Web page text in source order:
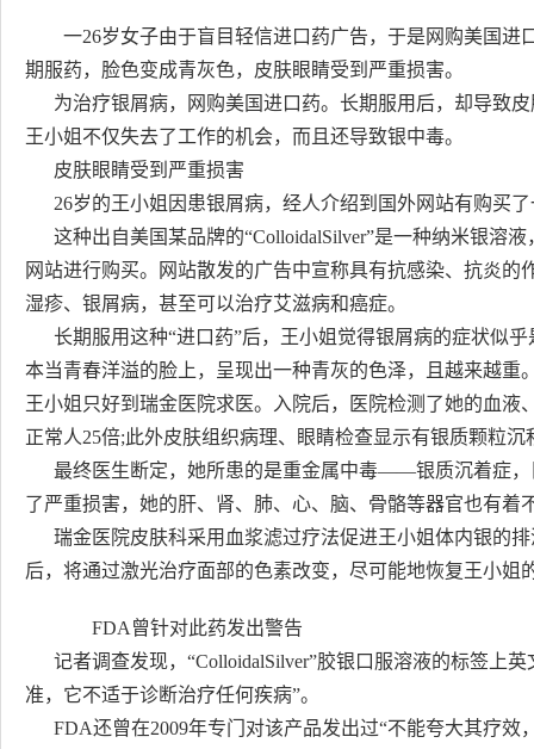
一26岁女子由于盲目轻信进口药广告，于是网购美国
期服药，脸色变成青灰色，皮肤眼睛受到严重损害。
为治疗银屑病，网购美国进口药。长期服用后，却导致
王小姐不仅失去了工作的机会，而且还导致银中毒。
皮肤眼睛受到严重损害
26岁的王小姐因患银屑病，经人介绍到国外网站有购买了
这种出自美国某品牌的“ColloidalSilver”是一种纳米银溶
网站进行购买。网站散发的广告中宣称具有抗感染、抗炎
湿疹、银屑病，甚至可以治疗艾滋病和癌症。
长期服用这种“进口药”后，王小姐觉得银屑病的症状似
本当青春洋溢的脸上，呈现出一种青灰的色泽，且越来越
王小姐只好到瑞金医院求医。入院后，医院检测了她的血
正常人25倍;此外皮肤组织病理、眼睛检查显示有银质颗粒沉
最终医生断定，她所患的是重金属中毒——银质沉着症，
了严重损害，她的肝、肾、肺、心、脑、骨骼等器官也有着
瑞金医院皮肤科采用血浆滤过疗法促进王小姐体内银的
后，将通过激光治疗面部的色素改变，尽可能地恢复王小姐
FDA曾针对此药发出警告
记者调查发现，“ColloidalSilver”胶银口服溶液的标签上
准，它不适于诊断治疗任何疾病”。
FDA还曾在2009年专门对该产品发出过“不能夸大其疗效